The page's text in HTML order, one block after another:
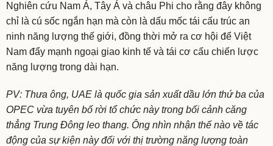
Nghiên cứu Nam Á, Tây Á và châu Phi cho rằng đây không
chỉ là cú sốc ngắn hạn mà còn là dấu mốc tái cấu trúc an
ninh năng lượng thế giới, đồng thời mở ra cơ hội để Việt
Nam đẩy mạnh ngoại giao kinh tế và tái cơ cấu chiến lược
năng lượng trong dài hạn.
PV: Thưa ông, UAE là quốc gia sản xuất dầu lớn thứ ba của
OPEC vừa tuyên bố rời tổ chức này trong bối cảnh căng
thẳng Trung Đông leo thang. Ông nhìn nhận thế nào về tác
động của sự kiện này đối với thị trường năng lượng toàn